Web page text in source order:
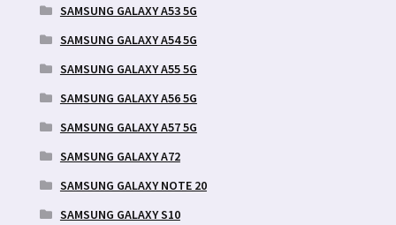
SAMSUNG GALAXY A53 5G
SAMSUNG GALAXY A54 5G
SAMSUNG GALAXY A55 5G
SAMSUNG GALAXY A56 5G
SAMSUNG GALAXY A57 5G
SAMSUNG GALAXY A72
SAMSUNG GALAXY NOTE 20
SAMSUNG GALAXY S10